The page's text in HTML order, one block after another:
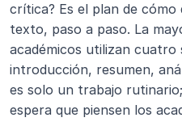
crítica? Es el plan de cómo
texto, paso a paso. La
académicos utilizan cuatro
introducción, resumen,
es solo un trabajo
espera que piensen los